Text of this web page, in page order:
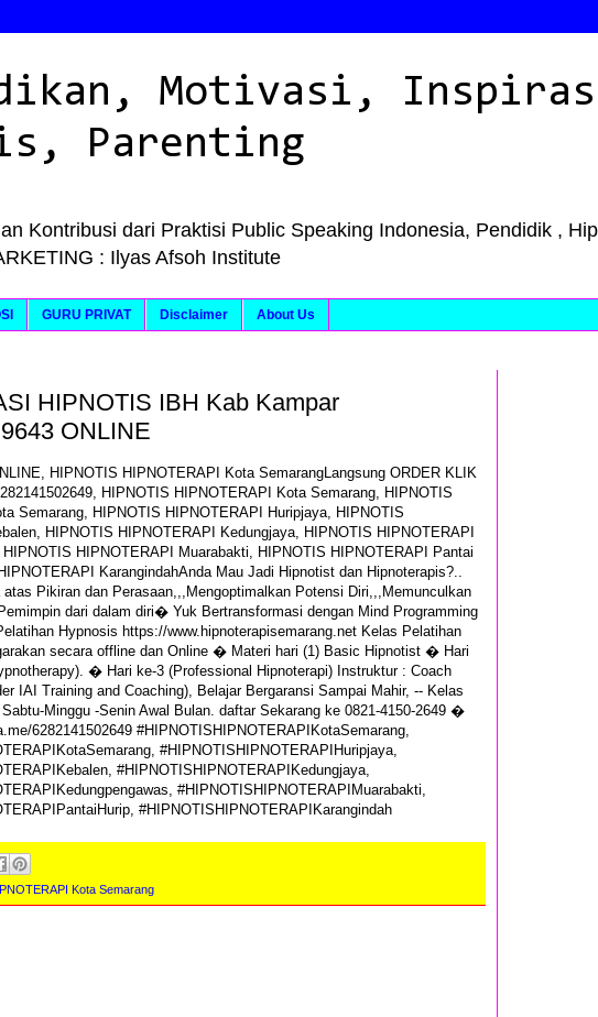
Motivasi,
Parenting
Kontribusi dari Praktisi Public Speaking Indonesia, Pendidik ,
: Ilyas Afsoh Institute
GURU PRIVAT Disclaimer About Us
HIPNOTIS IBH Kab Kampar
ONLINE
HIPNOTIS HIPNOTERAPI Kota SemarangLangsung ORDER KLIK
HIPNOTIS HIPNOTERAPI Kota Semarang, HIPNOTIS
Semarang, HIPNOTIS HIPNOTERAPI Huripjaya, HIPNOTIS
HIPNOTIS HIPNOTERAPI Kedungjaya, HIPNOTIS HIPNOTERAPI
HIPNOTIS HIPNOTERAPI Muarabakti, HIPNOTIS HIPNOTERAPI Pantai
KarangindahAnda Mau Jadi Hipnotist dan Hipnoterapis?..
atas Pikiran dan Perasaan,,,Mengoptimalkan Potensi Diri,,,Memunculkan
dari dalam diri� Yuk Bertransformasi dengan Mind Programming
Hypnosis https://www.hipnoterapisemarang.net Kelas Pelatihan
secara offline dan Online � Materi hari (1) Basic Hipnotist � Hari
� Hari ke-3 (Professional Hipnoterapi) Instruktur : Coach
IAI Training and Coaching), Belajar Bergaransi Sampai Mahir, -- Kelas
Minggu -Senin Awal Bulan. daftar Sekarang ke 0821-4150-2649 �
6282141502649 #HIPNOTISHIPNOTERAPIKotaSemarang,
#HIPNOTISHIPNOTERAPIHuripjaya,
#HIPNOTISHIPNOTERAPIKedungjaya,
#HIPNOTISHIPNOTERAPIMuarabakti,
#HIPNOTISHIPNOTERAPIKarangindah
Kota Semarang